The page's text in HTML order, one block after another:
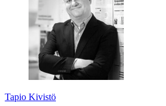
Tapio Kivistö